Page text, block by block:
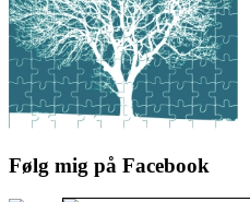
Følg mig på Facebook